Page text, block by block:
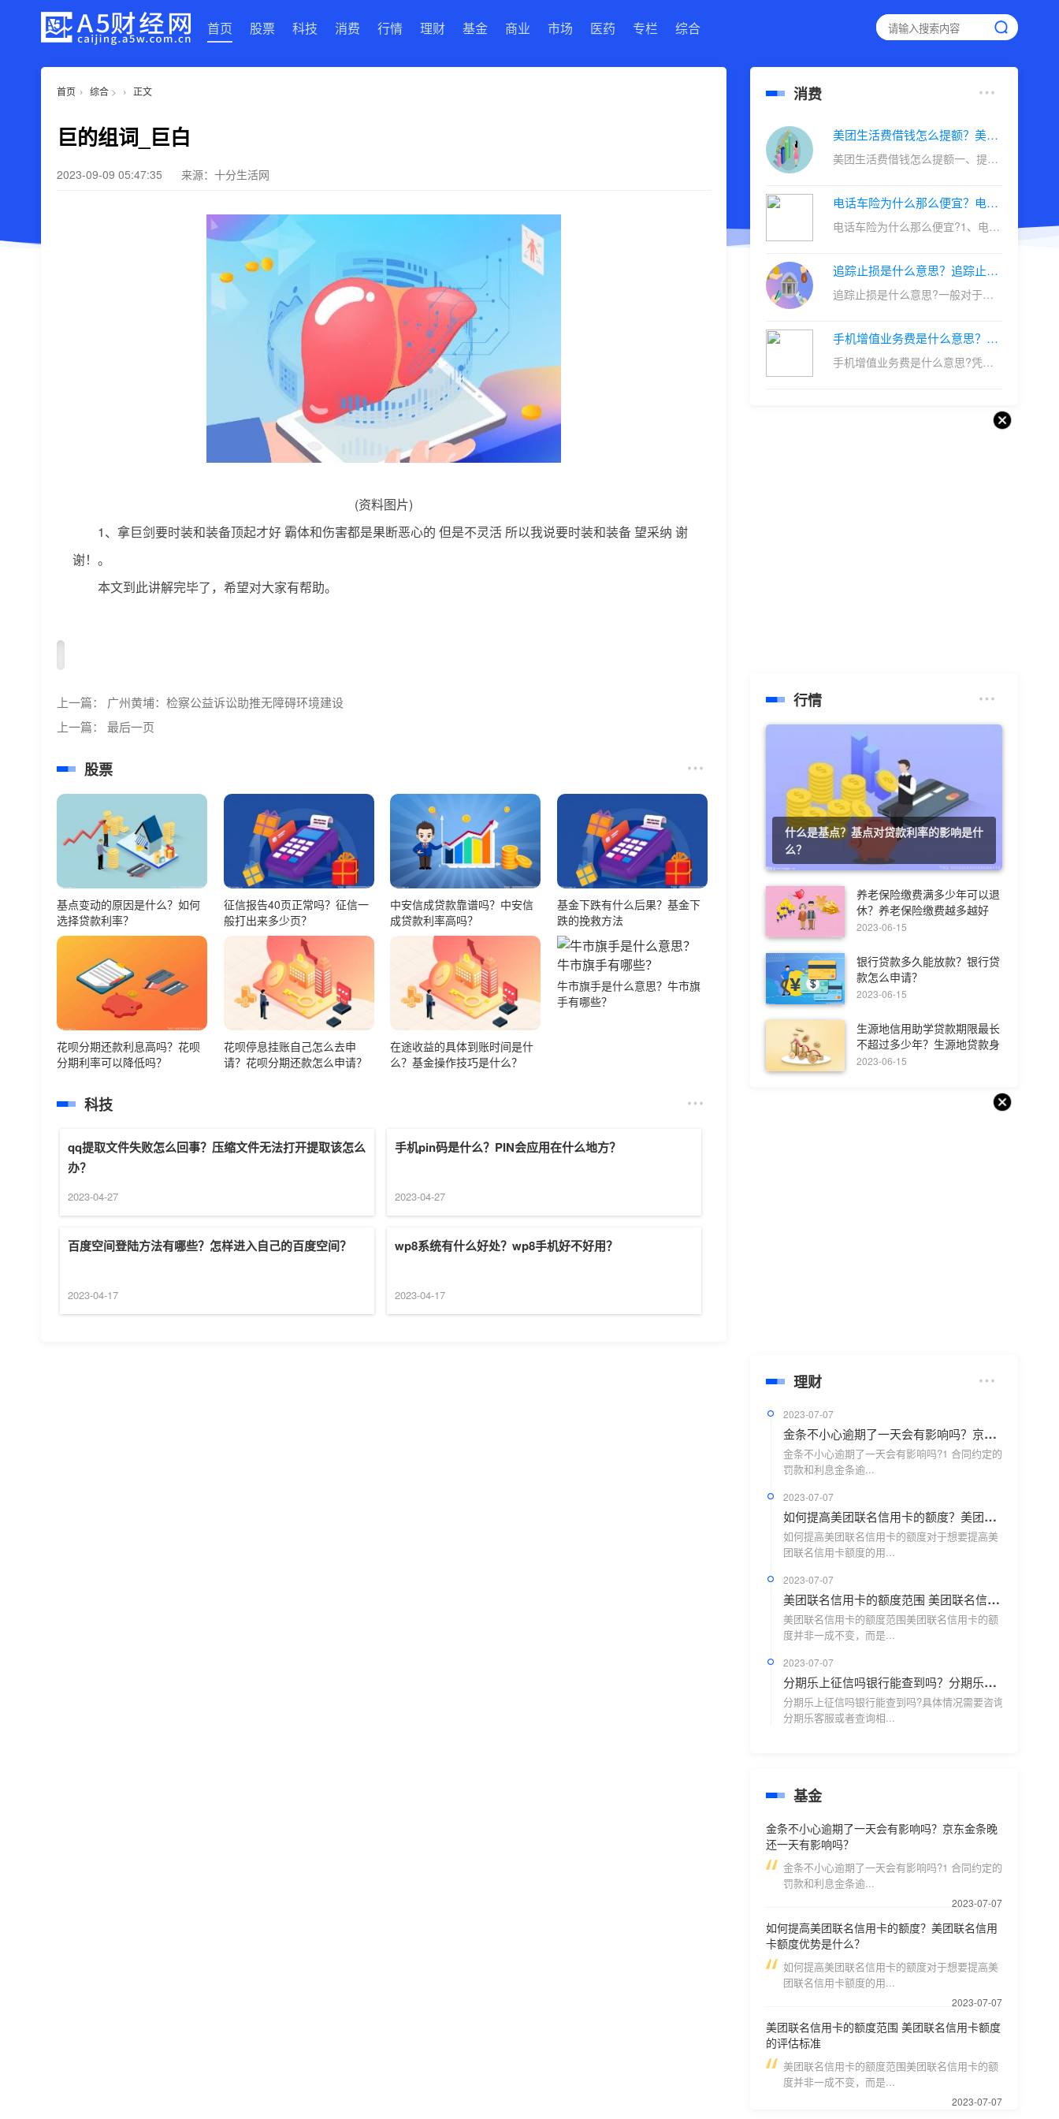
首页 股票 科技 消费 行情 理财 基金 商业 市场 医药 专栏 综合
首页 › 综合 > › 正文
巨的组词_巨白
2023-09-09 05:47:35 来源：十分生活网
(资料图片)
1、拿巨剑要时装和装备顶起才好 霸体和伤害都是果断恶心的 但是不灵活 所以我说要时装和装备 望采纳 谢
谢！。
本文到此讲解完毕了，希望对大家有帮助。
上一篇： 广州黄埔：检察公益诉讼助推无障碍环境建设
上一篇： 最后一页
股票
基点变动的原因是什么？如何
选择贷款利率？
征信报告40页正常吗？征信一
般打出来多少页？
中安信成贷款靠谱吗？中安信
成贷款利率高吗？
基金下跌有什么后果？基金下
跌的挽救方法
花呗分期还款利息高吗？花呗
分期利率可以降低吗？
花呗停息挂账自己怎么去申
请？花呗分期还款怎么申请？
在途收益的具体到账时间是什
么？基金操作技巧是什么？
牛市旗手是什么意思？牛市旗
手有哪些？
科技
qq提取文件失败怎么回事？压缩文件无法打开提取该怎么
办？
2023-04-27
手机pin码是什么？PIN会应用在什么地方？
2023-04-27
百度空间登陆方法有哪些？怎样进入自己的百度空间？
2023-04-17
wp8系统有什么好处？wp8手机好不好用？
2023-04-17
消费
美团生活费借钱怎么提额？美团生活费的四个提额方法
美团生活费借钱怎么提额一、提高...
电话车险为什么那么便宜？电话车险便宜还是业务员办理便宜？
电话车险为什么那么便宜?1、电销...
追踪止损是什么意思？追踪止损功能怎么设置？
追踪止损是什么意思?一般对于市...
手机增值业务费是什么意思？手机为什么会有增值业务费？
手机增值业务费是什么意思?凭借...
行情
什么是基点？基点对贷款利率的影响是什
么？
养老保险缴费满多少年可以退
休？养老保险缴费越多越好
吗？
2023-06-15
银行贷款多久能放款？银行贷
款怎么申请？
2023-06-15
生源地信用助学贷款期限最长
不超过多少年？生源地贷款身
份证过期怎么办？
2023-06-15
理财
2023-07-07
金条不小心逾期了一天会有影响吗？京东金条晚还一天有影响吗？
金条不小心逾期了一天会有影响吗?1 合同约定的
罚款和利息金条逾...
2023-07-07
如何提高美团联名信用卡的额度？美团联名信用卡额度优势是什么？
如何提高美团联名信用卡的额度对于想要提高美
团联名信用卡额度的用...
2023-07-07
美团联名信用卡的额度范围 美团联名信用卡额度的评估标准
美团联名信用卡的额度范围美团联名信用卡的额
度并非一成不变，而是...
2023-07-07
分期乐上征信吗银行能查到吗？分期乐借钱会影响征信吗？
分期乐上征信吗银行能查到吗?具体情况需要咨询
分期乐客服或者查询相...
基金
金条不小心逾期了一天会有影响吗？京东金条晚
还一天有影响吗？
金条不小心逾期了一天会有影响吗?1 合同约定的
罚款和利息金条逾...
2023-07-07
如何提高美团联名信用卡的额度？美团联名信用
卡额度优势是什么？
如何提高美团联名信用卡的额度对于想要提高美
团联名信用卡额度的用...
2023-07-07
美团联名信用卡的额度范围 美团联名信用卡额度
的评估标准
美团联名信用卡的额度范围美团联名信用卡的额
度并非一成不变，而是...
2023-07-07